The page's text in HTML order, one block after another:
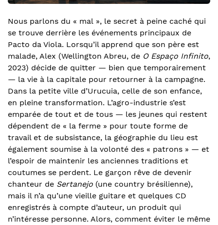
Nous parlons du « mal », le secret à peine caché qui
se trouve derrière les événements principaux de
Pacto da Viola. Lorsqu’il apprend que son père est
malade, Alex (Wellington Abreu, de O Espaço Infinito,
2023) décide de quitter — bien que temporairement
— la vie à la capitale pour retourner à la campagne.
Dans la petite ville d’Urucuia, celle de son enfance,
en pleine transformation. L’agro-industrie s’est
emparée de tout et de tous — les jeunes qui restent
dépendent de « la ferme » pour toute forme de
travail et de subsistance, la géographie du lieu est
également soumise à la volonté des « patrons » — et
l’espoir de maintenir les anciennes traditions et
coutumes se perdent. Le garçon rêve de devenir
chanteur de Sertanejo (une country brésilienne),
mais il n’a qu’une vieille guitare et quelques CD
enregistrés à compte d’auteur, un produit qui
n’intéresse personne. Alors, comment éviter le même